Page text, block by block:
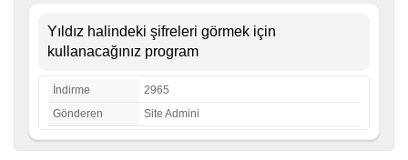
Yıldız halindeki şifreleri görmek için
kullanacağınız program
İndirme
2965
Gönderen
Site Admini